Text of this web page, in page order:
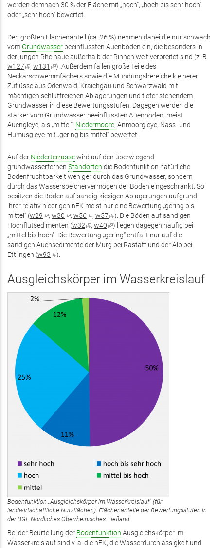
werden demnach 30 % der Fläche mit „hoch“, „hoch bis sehr hoch“
oder „sehr hoch“ bewertet.
Den größten Flächenanteil (ca. 26 %) nehmen dabei die nur schwach
vom Grundwasser beeinflussten Auenböden ein, die besonders in
der jungen Rheinaue außerhalb der Rinnen weit verbreitet sind (z. B.
w127(Link
ist
extern)
, w131 (Link
ist
extern)
). Außerdem fallen große Teile des
Neckarschwemmfächers sowie die Mündungsbereiche kleinerer
Zuflüsse aus Odenwald, Kraichgau und Schwarzwald mit
mächtigen schluffreichen Ablagerungen und tiefer stehendem
Grundwasser in diese Bewertungsstufen. Dagegen werden die
stärker vom Grundwasser beeinflussten Auenböden, meist
Auengleye, als „mittel“, Niedermoore, Anmoorgleye, Nass- und
Humusgleye mit „gering bis mittel“ bewertet.
Auf der Niederterrassewird auf den überwiegend
grundwasserfernen Standorten die Bodenfunktion natürliche
Bodenfruchtbarkeit weniger durch das Grundwasser, sondern
durch das Wasserspeichervermögen der Böden eingeschränkt. So
besitzen die Böden auf sandig-kiesigen Ablagerungen aufgrund
ihrer relativ niedrigen nFK meist nur eine Bewertung „gering bis
mittel“ (w29(Link
ist
extern)
, w30(Link
ist
extern)
, w56(Link
ist
extern)
, w57(Link
ist
extern)
). Die Böden auf sandigen
Hochflutsedimenten (w32(Link
ist
extern)
, w40(Link
ist
extern)
) liegen dagegen häufig bei
„mittel bis hoch“. Die Bewertung „gering“ entfällt nur auf die
sandigen Auensedimente der Murg bei Rastatt und der Alb bei
Ettlingen (w93(Link
extern)
).
Ausgleichskörper im Wasserkreislauf
Bodenfunktion „Ausgleichskörper im Wasserkreislauf“ (für
landwirtschaftliche Nutzflächen); Flächenanteile der Bewertungsstufen in
der BGL Nördliches Oberrheinisches Tiefland
Bei der Beurteilung der Bodenfunktion Ausgleichskörper im
Wasserkreislauf sind v. a. die nFK, die Wasserdurchlässigkeit und